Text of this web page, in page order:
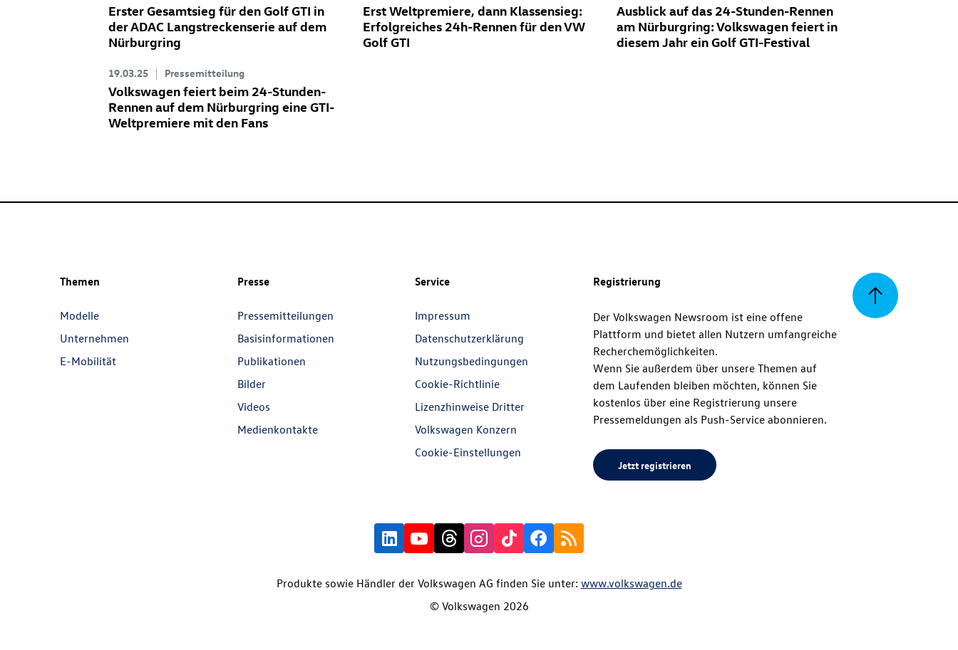
Erster Gesamtsieg für denGolf GTI in
der ADAC Langstreckenserie auf dem
Nürburgring
Erst Weltpremiere, dann Klassensieg:
Erfolgreiches 24h-Rennen für den VW
Golf GTI
Ausblick auf das 24-Stunden-Rennen
am Nürburgring: Volkswagen feiert in
diesem Jahr einGolf GTI-Festival
19.03.25 Pressemitteilung
Volkswagen feiert beim 24-Stunden-
Rennen auf dem Nürburgring eine GTI-
Weltpremiere mit den Fans
Zurück
Themen
Modelle
Unternehmen
E-Mobilität
Presse
Pressemitteilungen
Basisinformationen
Publikationen
Bilder
Videos
Medienkontakte
Service
Impressum
Datenschutzerklärung
Nutzungsbedingungen
Cookie-Richtlinie
Lizenzhinweise Dritter
Volkswagen Konzern
Cookie-Einstellungen
Registrierung
Der Volkswagen Newsroom ist eine offene
Plattform und bietet allen Nutzern umfangreiche
Recherchemöglichkeiten.
Wenn Sie außerdem über unsere Themen auf
dem Laufenden bleiben möchten, können Sie
kostenlos über eine Registrierung unsere
Pressemeldungen als Push-Service abonnieren.
Jetzt registrieren
Produkte sowie Händler der Volkswagen AG finden Sie unter: www.volkswagen.de
© Volkswagen 2026